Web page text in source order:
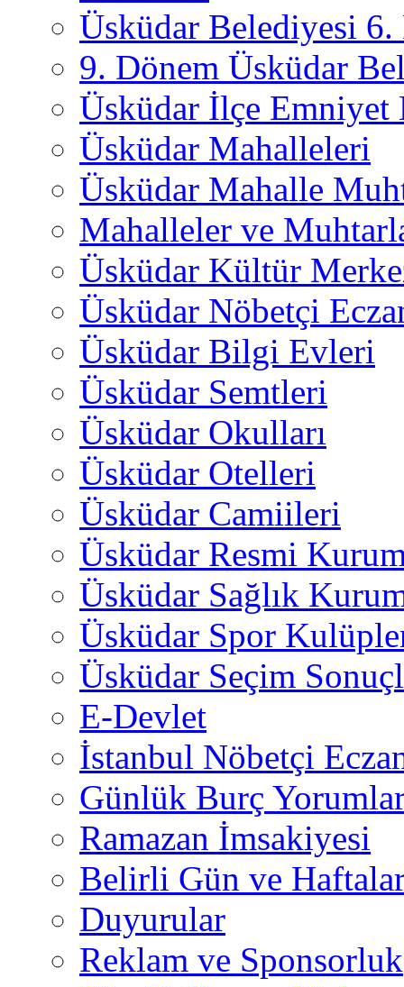
Üsküdar Belediyesi 6.
9. Dönem Üsküdar
Üsküdar İlçe
Üsküdar Mahalleleri
Üsküdar Mahalle
Mahalleler ve
Üsküdar Kültür
Üsküdar Nöbetçi
Üsküdar Bilgi Evleri
Üsküdar Semtleri
Üsküdar Okulları
Üsküdar Otelleri
Üsküdar Camiileri
Üsküdar Resmi
Üsküdar Sağlık
Üsküdar Spor
Üsküdar Seçim
E-Devlet
İstanbul Nöbetçi
Günlük Burç
Ramazan İmsakiyesi
Belirli Gün ve
Duyurular
Reklam ve Sponsorluk